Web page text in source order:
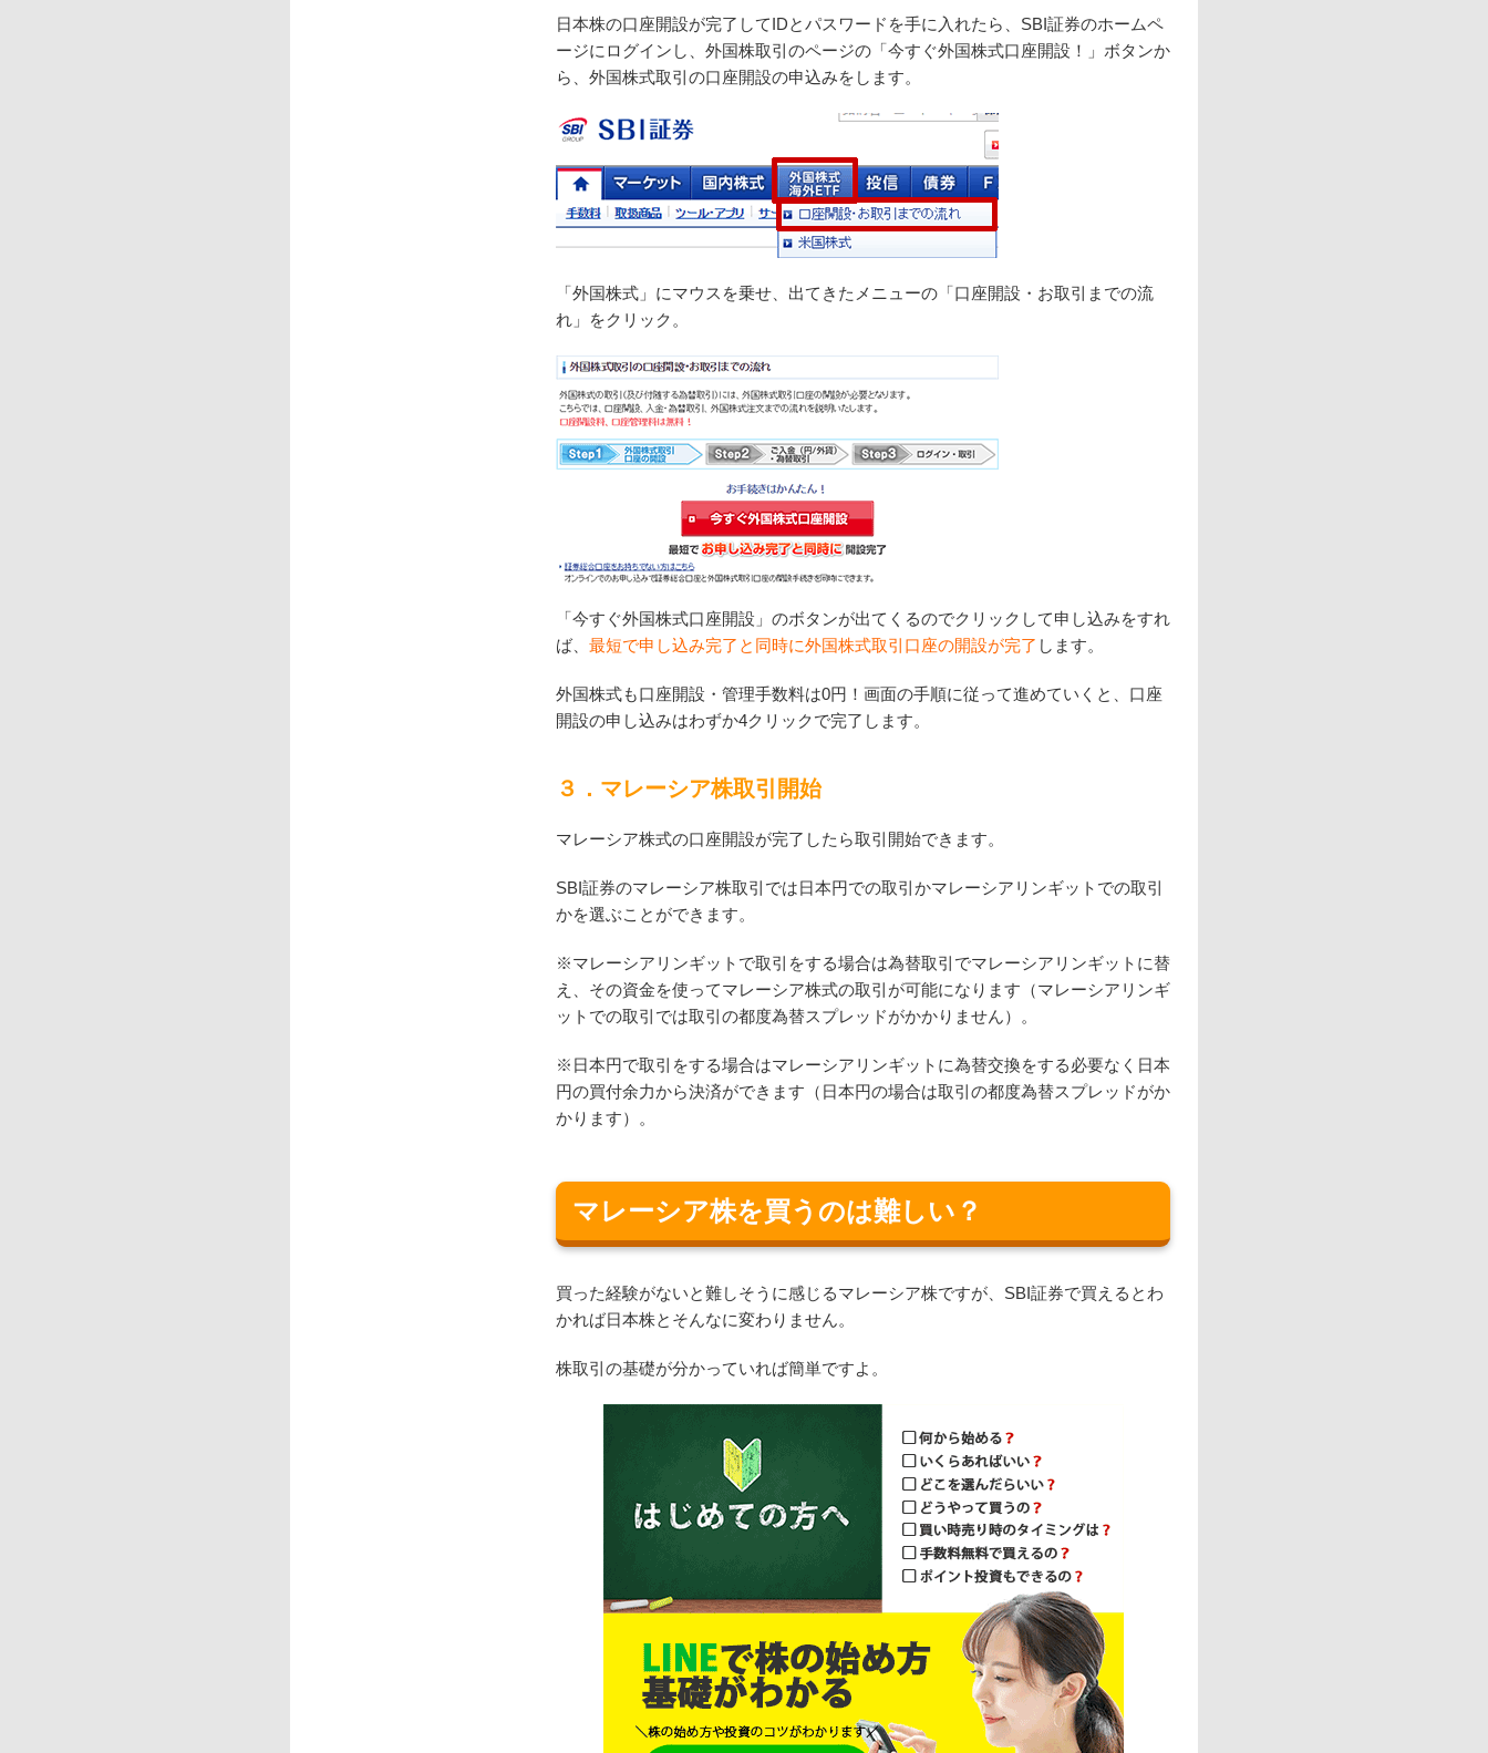
日本株の口座開設が完了してIDとパスワードを手に入れたら、SBI証券のホームペ
ージにログインし、外国株取引のページの「今すぐ外国株式口座開設！」ボタンか
ら、外国株式取引の口座開設の申込みをします。
「外国株式」にマウスを乗せ、出てきたメニューの「口座開設・お取引までの流
れ」をクリック。
「今すぐ外国株式口座開設」のボタンが出てくるのでクリックして申し込みをすれ
ば、 最短で申し込み完了と同時に外国株式取引口座の開設が完了 します。
外国株式も口座開設・管理手数料は0円！画面の手順に従って進めていくと、口座
開設の申し込みはわずか4クリックで完了します。
３．マレーシア株取引開始
マレーシア株式の口座開設が完了したら取引開始できます。
SBI証券のマレーシア株取引では日本円での取引かマレーシアリンギットでの取引
かを選ぶことができます。
※マレーシアリンギットで取引をする場合は為替取引でマレーシアリンギットに替
え、その資金を使ってマレーシア株式の取引が可能になります（マレーシアリンギ
ットでの取引では取引の都度為替スプレッドがかかりません）。
※日本円で取引をする場合はマレーシアリンギットに為替交換をする必要なく日本
円の買付余力から決済ができます（日本円の場合は取引の都度為替スプレッドがか
かります）。
マレーシア株を買うのは難しい？
買った経験がないと難しそうに感じるマレーシア株ですが、SBI証券で買えるとわ
かれば日本株とそんなに変わりません。
株取引の基礎が分かっていれば簡単ですよ。